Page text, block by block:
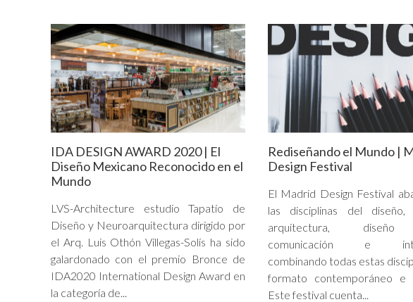
IDA DESIGN AWARD 2020 | El
Diseño Mexicano Reconocido en el
Mundo
LVS-Architecture estudio Tapatío de
Diseño y Neuroarquitectura dirigido por
el Arq. Luis Othón Villegas-Solís ha sido
galardonado con el premio Bronce de
IDA2020 International Design Award en
la categoría de...
Rediseñando el Mundo |
Design Festival
El Madrid Design Festival
las disciplinas del
arquitectura, diseño
comunicación e
combinando todas estas
formato contemporáneo e
Este festival cuenta...